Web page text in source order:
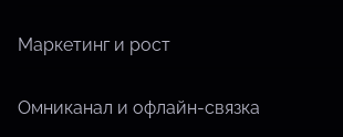
Маркетинг и рост
Омниканал и офлайн-связка